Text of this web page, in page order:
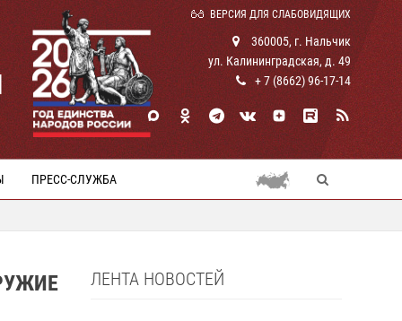
ВЕРСИЯ ДЛЯ СЛАБОВИДЯЩИХ
360005, г. Нальчик
ул. Калининградская, д. 49
+ 7 (8662) 96-17-14
ПРЕСС-СЛУЖБА
ЛЕНТА НОВОСТЕЙ